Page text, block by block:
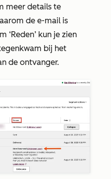
meer details te
de e-mail is
‘Reden’ kun je zien
bij het
de ontvanger.